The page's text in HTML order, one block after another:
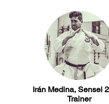
Irán Medina, Sensei
Trainer